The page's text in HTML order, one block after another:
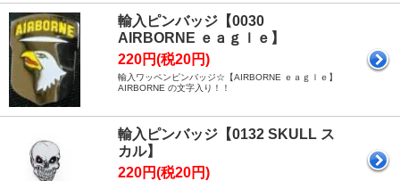
輸入ピンバッジ【0030
AIRBORNE ｅａｇｌｅ】
220円(税20円)
輸入ワッペンピンバッジ☆【AIRBORNE ｅａｇｌｅ】
AIRBORNE の文字入り！！
輸入ピンバッジ【0132 SKULL ス
カル】
220円(税20円)